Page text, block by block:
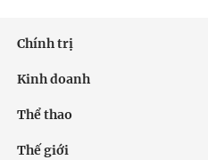
Chính trị
Kinh doanh
Thể thao
Thế giới